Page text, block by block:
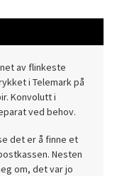
av flinkeste
i Telemark på
Konvolutt i
ved behov.
det er å finne et
Nesten
om, det var jo